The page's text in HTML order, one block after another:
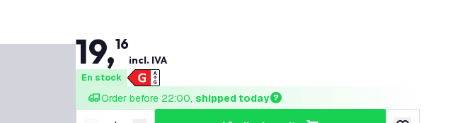
19,16
incl. IVA
En stock
Order before 22:00, shipped today